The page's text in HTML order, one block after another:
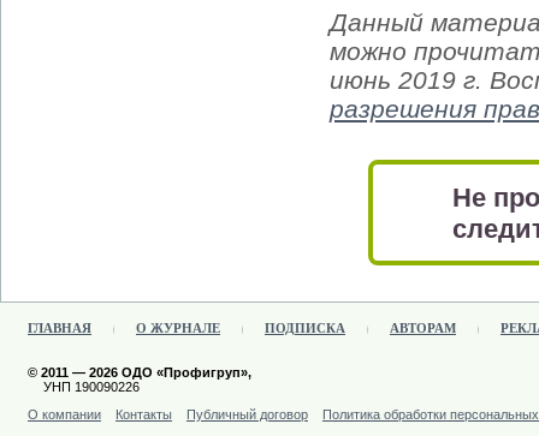
Данный
можно
июнь 2019 г.
разрешения
Не
ГЛАВНАЯ О ЖУРНАЛЕ ПОДПИСКА АВТОРАМ
© 2011 — 2026 ОДО «Профигруп»,
УНП 190090226
О компании
Контакты Публичный договор Политика обработки